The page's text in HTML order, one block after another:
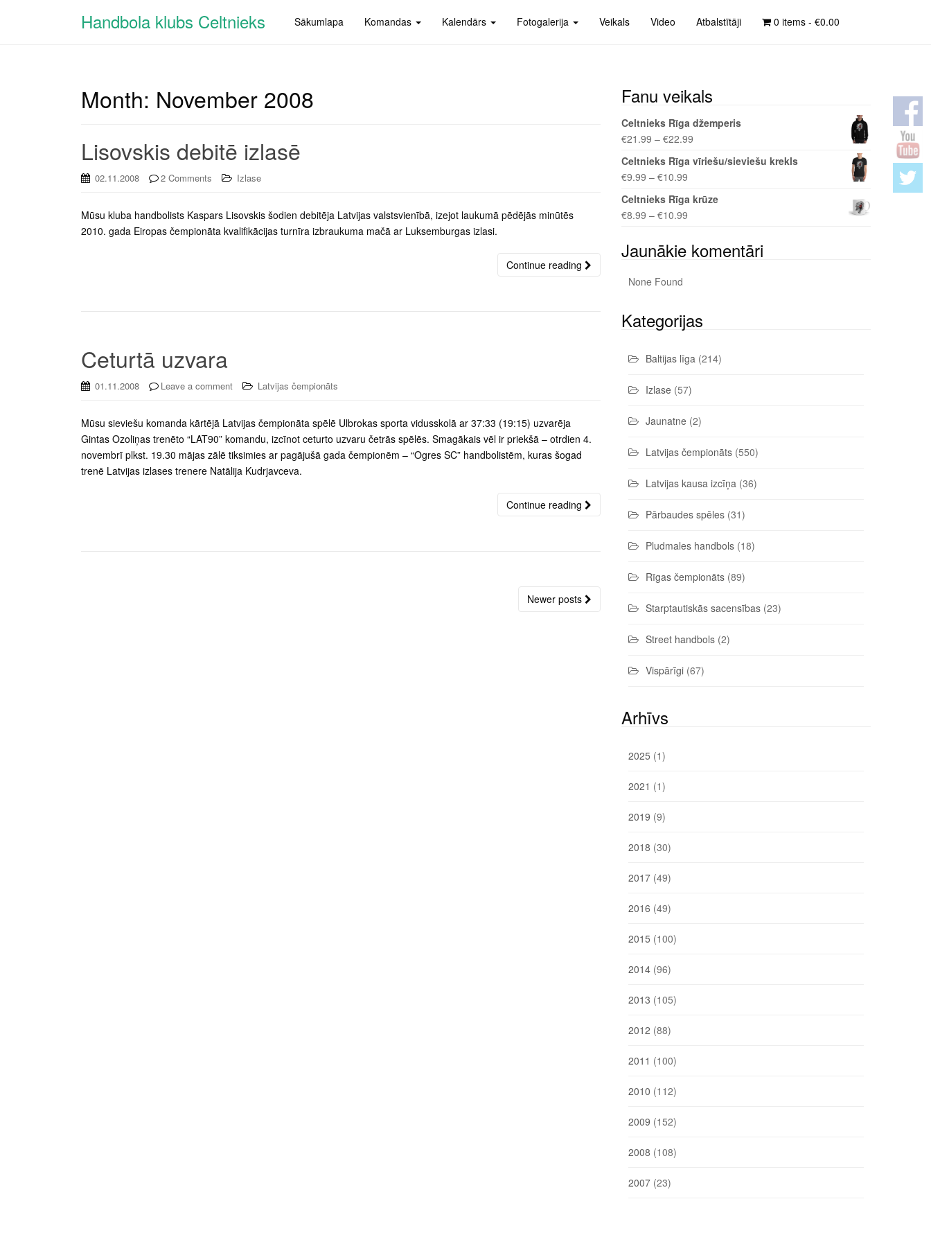
Handbola klubs Celtnieks Sākumlapa Komandas Kalendārs Fotogalerija Veikals Video Atbalstītāji 0 items - €0.00
Month: November 2008
Lisovskis debitē izlasē
02.11.2008 2 Comments Izlase
Mūsu kluba handbolists Kaspars Lisovskis šodien debitēja Latvijas valstsvienībā, izejot laukumā pēdējās minūtēs
2010. gada Eiropas čempionāta kvalifikācijas turnīra izbraukuma mačā ar Luksemburgas izlasi.
Continue reading
Ceturtā uzvara
01.11.2008 Leave a comment Latvijas čempionāts
Mūsu sieviešu komanda kārtējā Latvijas čempionāta spēlē Ulbrokas sporta vidusskolā ar 37:33 (19:15) uzvarēja
Gintas Ozoliņas trenēto “LAT90” komandu, izcīnot ceturto uzvaru četrās spēlēs. Smagākais vēl ir priekšā – otrdien 4.
novembrī plkst. 19.30 mājas zālē tiksimies ar pagājušā gada čempionēm – “Ogres SC” handbolistēm, kuras šogad
trenē Latvijas izlases trenere Natālija Kudrjavceva.
Continue reading
Newer posts
Fanu veikals
Celtnieks Rīga džemperis
€21.99 – €22.99
Celtnieks Rīga vīriešu/sieviešu krekls
€9.99 – €10.99
Celtnieks Rīga krūze
€8.99 – €10.99
Jaunākie komentāri
None Found
Kategorijas
Baltijas līga (214)
Izlase (57)
Jaunatne (2)
Latvijas čempionāts (550)
Latvijas kausa izcīņa (36)
Pārbaudes spēles (31)
Pludmales handbols (18)
Rīgas čempionāts (89)
Starptautiskās sacensības (23)
Street handbols (2)
Vispārīgi (67)
Arhīvs
2025 (1)
2021 (1)
2019 (9)
2018 (30)
2017 (49)
2016 (49)
2015 (100)
2014 (96)
2013 (105)
2012 (88)
2011 (100)
2010 (112)
2009 (152)
2008 (108)
2007 (23)